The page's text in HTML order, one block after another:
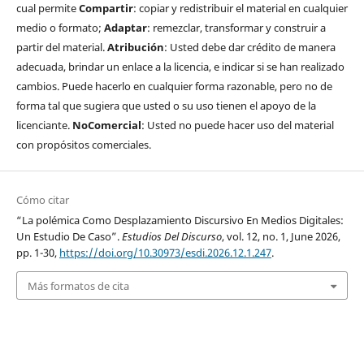
cual permiteCompartir: copiar y redistribuir el material en cualquier
medio o formato; Adaptar: remezclar, transformar y construir a
partir del material.Atribución: Usted debe dar crédito de manera
adecuada, brindar un enlace a la licencia, e indicar si se han realizado
cambios. Puede hacerlo en cualquier forma razonable, pero no de
forma tal que sugiera que usted o su uso tienen el apoyo de la
licenciante. NoComercial: Usted no puede hacer uso del material
con propósitos comerciales.
Cómo citar
“La polémica Como Desplazamiento Discursivo En Medios Digitales:
Un Estudio De Caso”.Estudios Del Discurso, vol. 12, no. 1, June 2026,
pp. 1-30, https://doi.org/10.30973/esdi.2026.12.1.247.
Más formatos de cita